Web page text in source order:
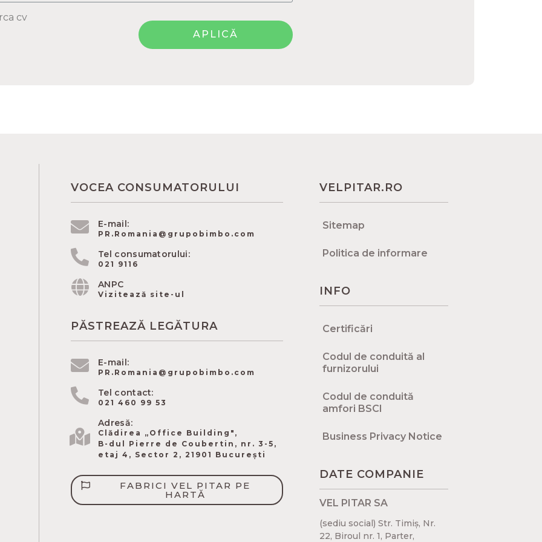
cv
APLICĂ
VOCEA CONSUMATORULUI
E-mail:
PR.Romania@grupobimbo.com
Tel consumatorului:
021 9116
ANPC
Vizitează site-ul
PĂSTREAZĂ LEGĂTURA
E-mail:
PR.Romania@grupobimbo.com
Tel contact:
021 460 99 53
Adresă:
Clădirea „Office Building",
B-dul Pierre de Coubertin​, nr. 3-5,
etaj 4, Sector 2, 21901 București
FABRICI VEL PITAR PE
HARTĂ
VELPITAR.RO
Sitemap
Politica de informare
INFO
Certificări
Codul de conduită al
furnizorului
Codul de conduită
amfori BSCI
Business Privacy Notice
DATE COMPANIE
VEL PITAR SA
(sediu social) Str. Timiș, Nr.
22, Biroul nr. 1, Parter,